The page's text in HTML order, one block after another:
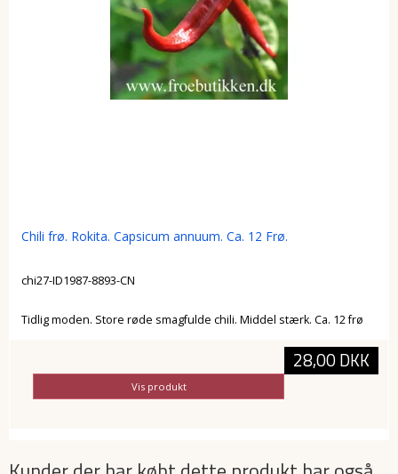
Chili frø. Rokita. Capsicum annuum. Ca. 12 Frø.
chi27-ID1987-8893-CN
Tidlig moden. Store røde smagfulde chili. Middel stærk. Ca. 12 frø
28,00 DKK
Vis produkt